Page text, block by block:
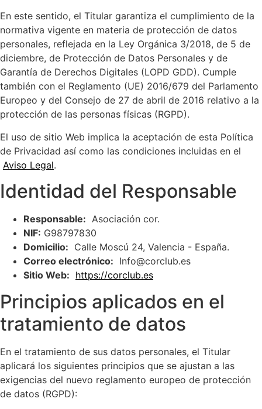
En este sentido, el Titular garantiza el cumplimiento de la
normativa vigente en materia de protección de datos
personales, reflejada en la Ley Orgánica 3/2018, de 5 de
diciembre, de Protección de Datos Personales y de
Garantía de Derechos Digitales (LOPD GDD). Cumple
también con el Reglamento (UE) 2016/679 del Parlamento
Europeo y del Consejo de 27 de abril de 2016 relativo a la
protección de las personas físicas (RGPD).
El uso de sitio Web implica la aceptación de esta Política
de Privacidad así como las condiciones incluidas en el
Aviso Legal.
Identidad del Responsable
Responsable: Asociación cor.
NIF: G98797830
Domicilio: Calle Moscú 24, Valencia - España.
Correo electrónico: Info@corclub.es
Sitio Web: https://corclub.es
Principios aplicados en el
tratamiento de datos
En el tratamiento de sus datos personales, el Titular
aplicará los siguientes principios que se ajustan a las
exigencias del nuevo reglamento europeo de protección
de datos (RGPD):